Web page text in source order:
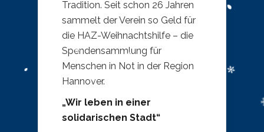
Tradition. Seit schon 26 Jahren
sammelt der Verein so Geld für
die HAZ-Weihnachtshilfe – die
Spendensammlung für
Menschen in Not in der Region
Hannover.
„Wir leben in einer
solidarischen Stadt“